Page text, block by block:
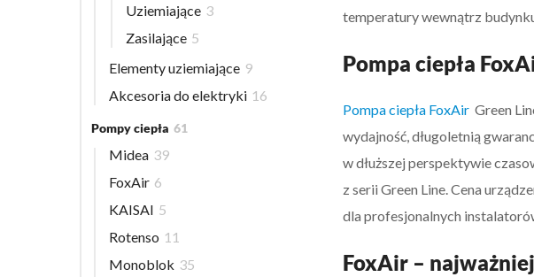
temperatury wewnątrz
Pompa ciepła
Pompa ciepła FoxAir Green
wydajność, długoletnią
w dłuższej perspektywie
z serii Green Line. Cena
dla profesjonalnych
FoxAir –
Uziemiające 3
Zasilające 5
Elementy uziemiające 9
Akcesoria do elektryki 16
Pompy ciepła 61
Midea 39
FoxAir 6
KAISAI 5
Rotenso 11
Monoblok 35